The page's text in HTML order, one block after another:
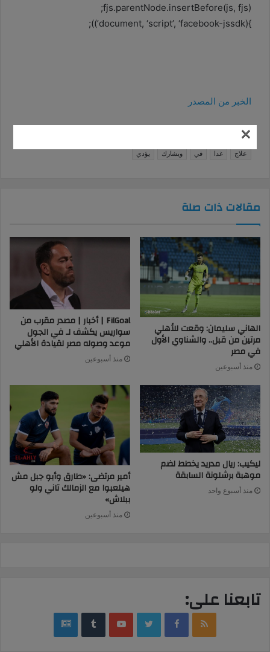
fjs.parentNode.insertBefore(js, fjs);
}(document, ‘script’, ‘facebook-jssdk’));
الخبر من المصدر
علاج
غدا في ويشارك يؤدي
مقالات ذات صلة
الهاني سليمان: وقعت للأهلي
مرتين من قبل.. والشناوي الأول
في مصر
منذ أسبوعين
FilGoal | أخبار | مصدر مقرب من
سواريس يكشف لـ في الجول
موعد وصوله مصر لقيادة الأهلي
منذ أسبوعين
ليكيب: ريال مدريد يخطط لضم
موهبة برشلونة السابقة
منذ أسبوع واحد
أمير مرتضى: «طارق وأبو جبل مش
هيلعبوا مع الزمالك تاني ولو
ببلاش»
منذ أسبوعين
تابعنا على:
RSS
Facebook
Twitter
YouTube
‏Tumblr
google
×